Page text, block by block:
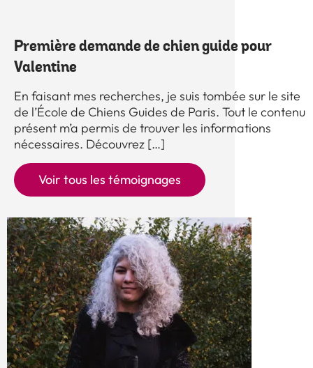
Première demande de chien guide pour
Valentine
En faisant mes recherches, je suis tombée sur le site
de l’École de Chiens Guides de Paris. Tout le contenu
présent m’a permis de trouver les informations
nécessaires. Découvrez […]
Voir tous les témoignages